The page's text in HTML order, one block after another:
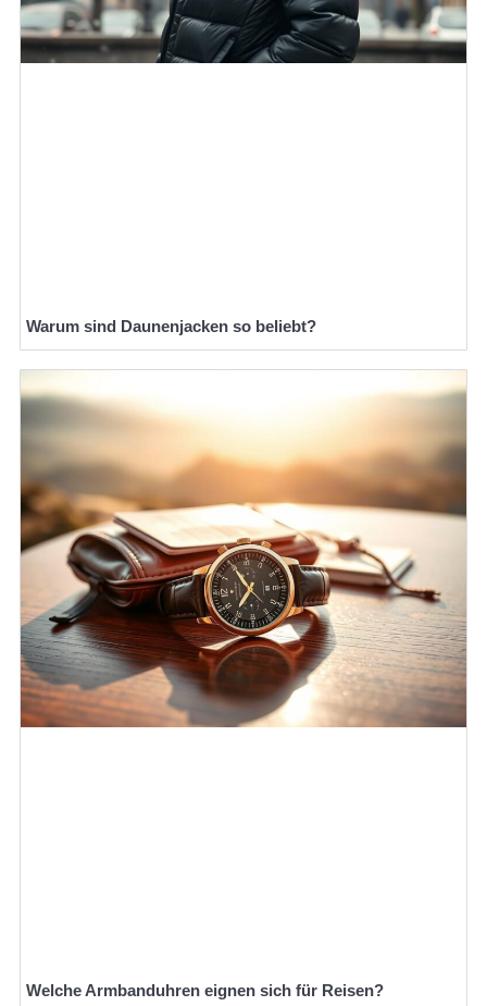
Warum sind Daunenjacken so beliebt?
Welche Armbanduhren eignen sich für Reisen?